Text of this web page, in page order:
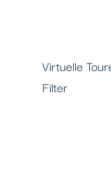
Virtuelle
Filter